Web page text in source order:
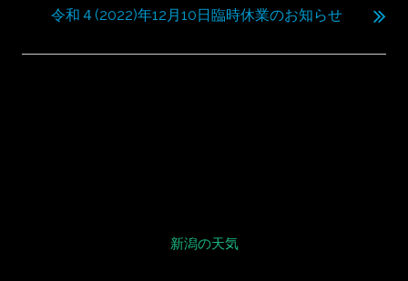
令和４(2022)年12月10日臨時休業のお知らせ
新潟の天気